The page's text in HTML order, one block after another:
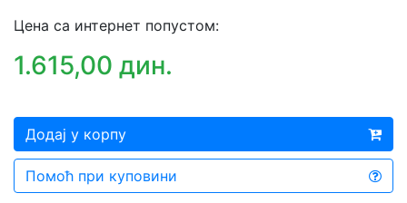
Цена са интернет попустом:
1.615,00 дин.
Додај у корпу
Помоћ при куповини